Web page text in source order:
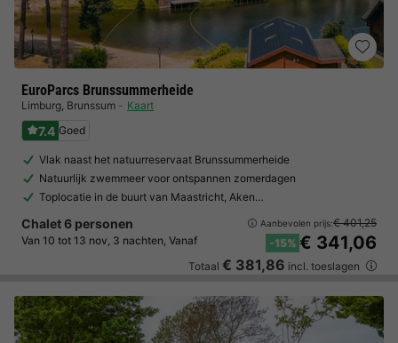
EuroParcs Brunssummerheide
Limburg, Brunssum Kaart
7.4 Goed
Vlak naast het natuurreservaat Brunssummerheide
Natuurlijk zwemmeer voor ontspannen zomerdagen
Toplocatie in de buurt van Maastricht, Aken…
Chalet 6 personen
Van 10 tot 13 nov, 3 nachten, Vanaf
Aanbevolen prijs:€ 401,25
-15% € 341,06
Totaal € 381,86 incl. toeslagen